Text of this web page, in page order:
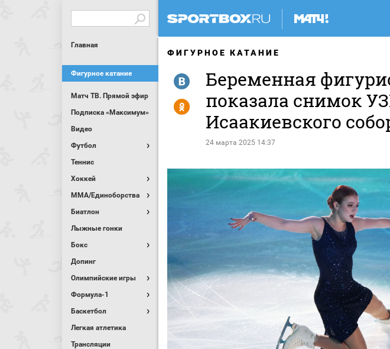
Главная
Фигурное катание
Матч ТВ. Прямой эфир
Подписка «Максимум»
Видео
Футбол
Теннис
Хоккей
MMA/Единоборства
Биатлон
Лыжные гонки
Бокс
Допинг
Олимпийские игры
Формула-1
Баскетбол
Легкая атлетика
Трансляции
ФИГУРНОЕ КАТАНИЕ
Беременная
показала снимок
Исаакиевского
24 марта 2025 14:37
R
Y